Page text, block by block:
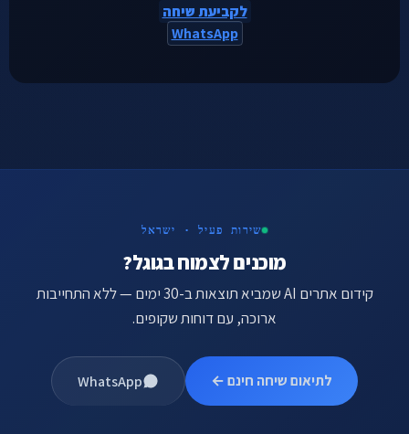
לקביעת שיחה
WhatsApp
שירות פעיל · ישראל
מוכנים לצמוח בגוגל?
קידום אתרים AI שמביא תוצאות ב-30 ימים — ללא התחייבות
ארוכה, עם דוחות שקופים.
לתיאום שיחה חינם ← WhatsApp